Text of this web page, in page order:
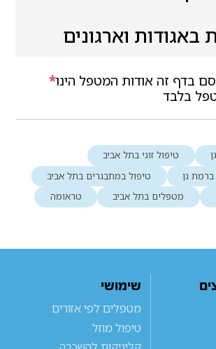
באגודות וארגונים
*בדף זה אודות המטפל הינו
בלבד
טיפול זוגי בתל אביב
גן
טיפול במתבגרים בתל אביב
מטפלים בתל אביב טראומה
שימושי
מטפלים לפי אזורים
טיפול מוזל